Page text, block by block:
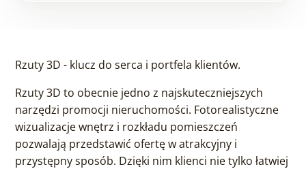
Rzuty 3D - klucz do serca i portfela klientów.
Rzuty 3D to obecnie jedno z najskuteczniejszych
narzędzi promocji nieruchomości. Fotorealistyczne
wizualizacje wnętrz i rozkładu pomieszczeń
pozwalają przedstawić ofertę w atrakcyjny i
przystępny sposób. Dzięki nim klienci nie tylko łatwiej